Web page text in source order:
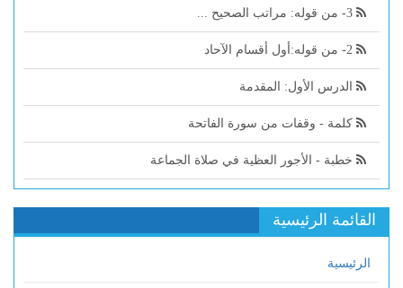
الدرس الأول: المقدمة
كلمة - وقفات من سورة الفاتحة
خطبة - الأجور العظية في صلاة الجماعة
القائمة الرئيسية
الرئيسية